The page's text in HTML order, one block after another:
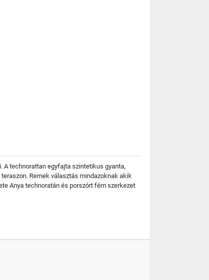
A technorattan egyfajta szintetikus gyanta,
Remek választás mindazoknak akik
Anya technoratán és porszórt fém szerkezet